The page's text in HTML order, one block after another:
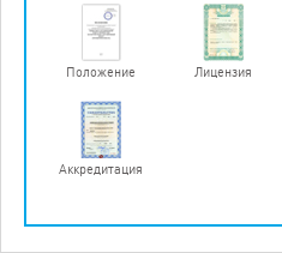
Положение Лицензия
Аккредитация